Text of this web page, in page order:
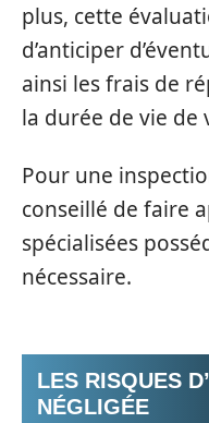
plus, cette
d’anticiper
ainsi les frais de
la durée de vie
Pour une
conseillé de faire
spécialisées
nécessaire.
LES RISQUES
NÉGLIGÉE